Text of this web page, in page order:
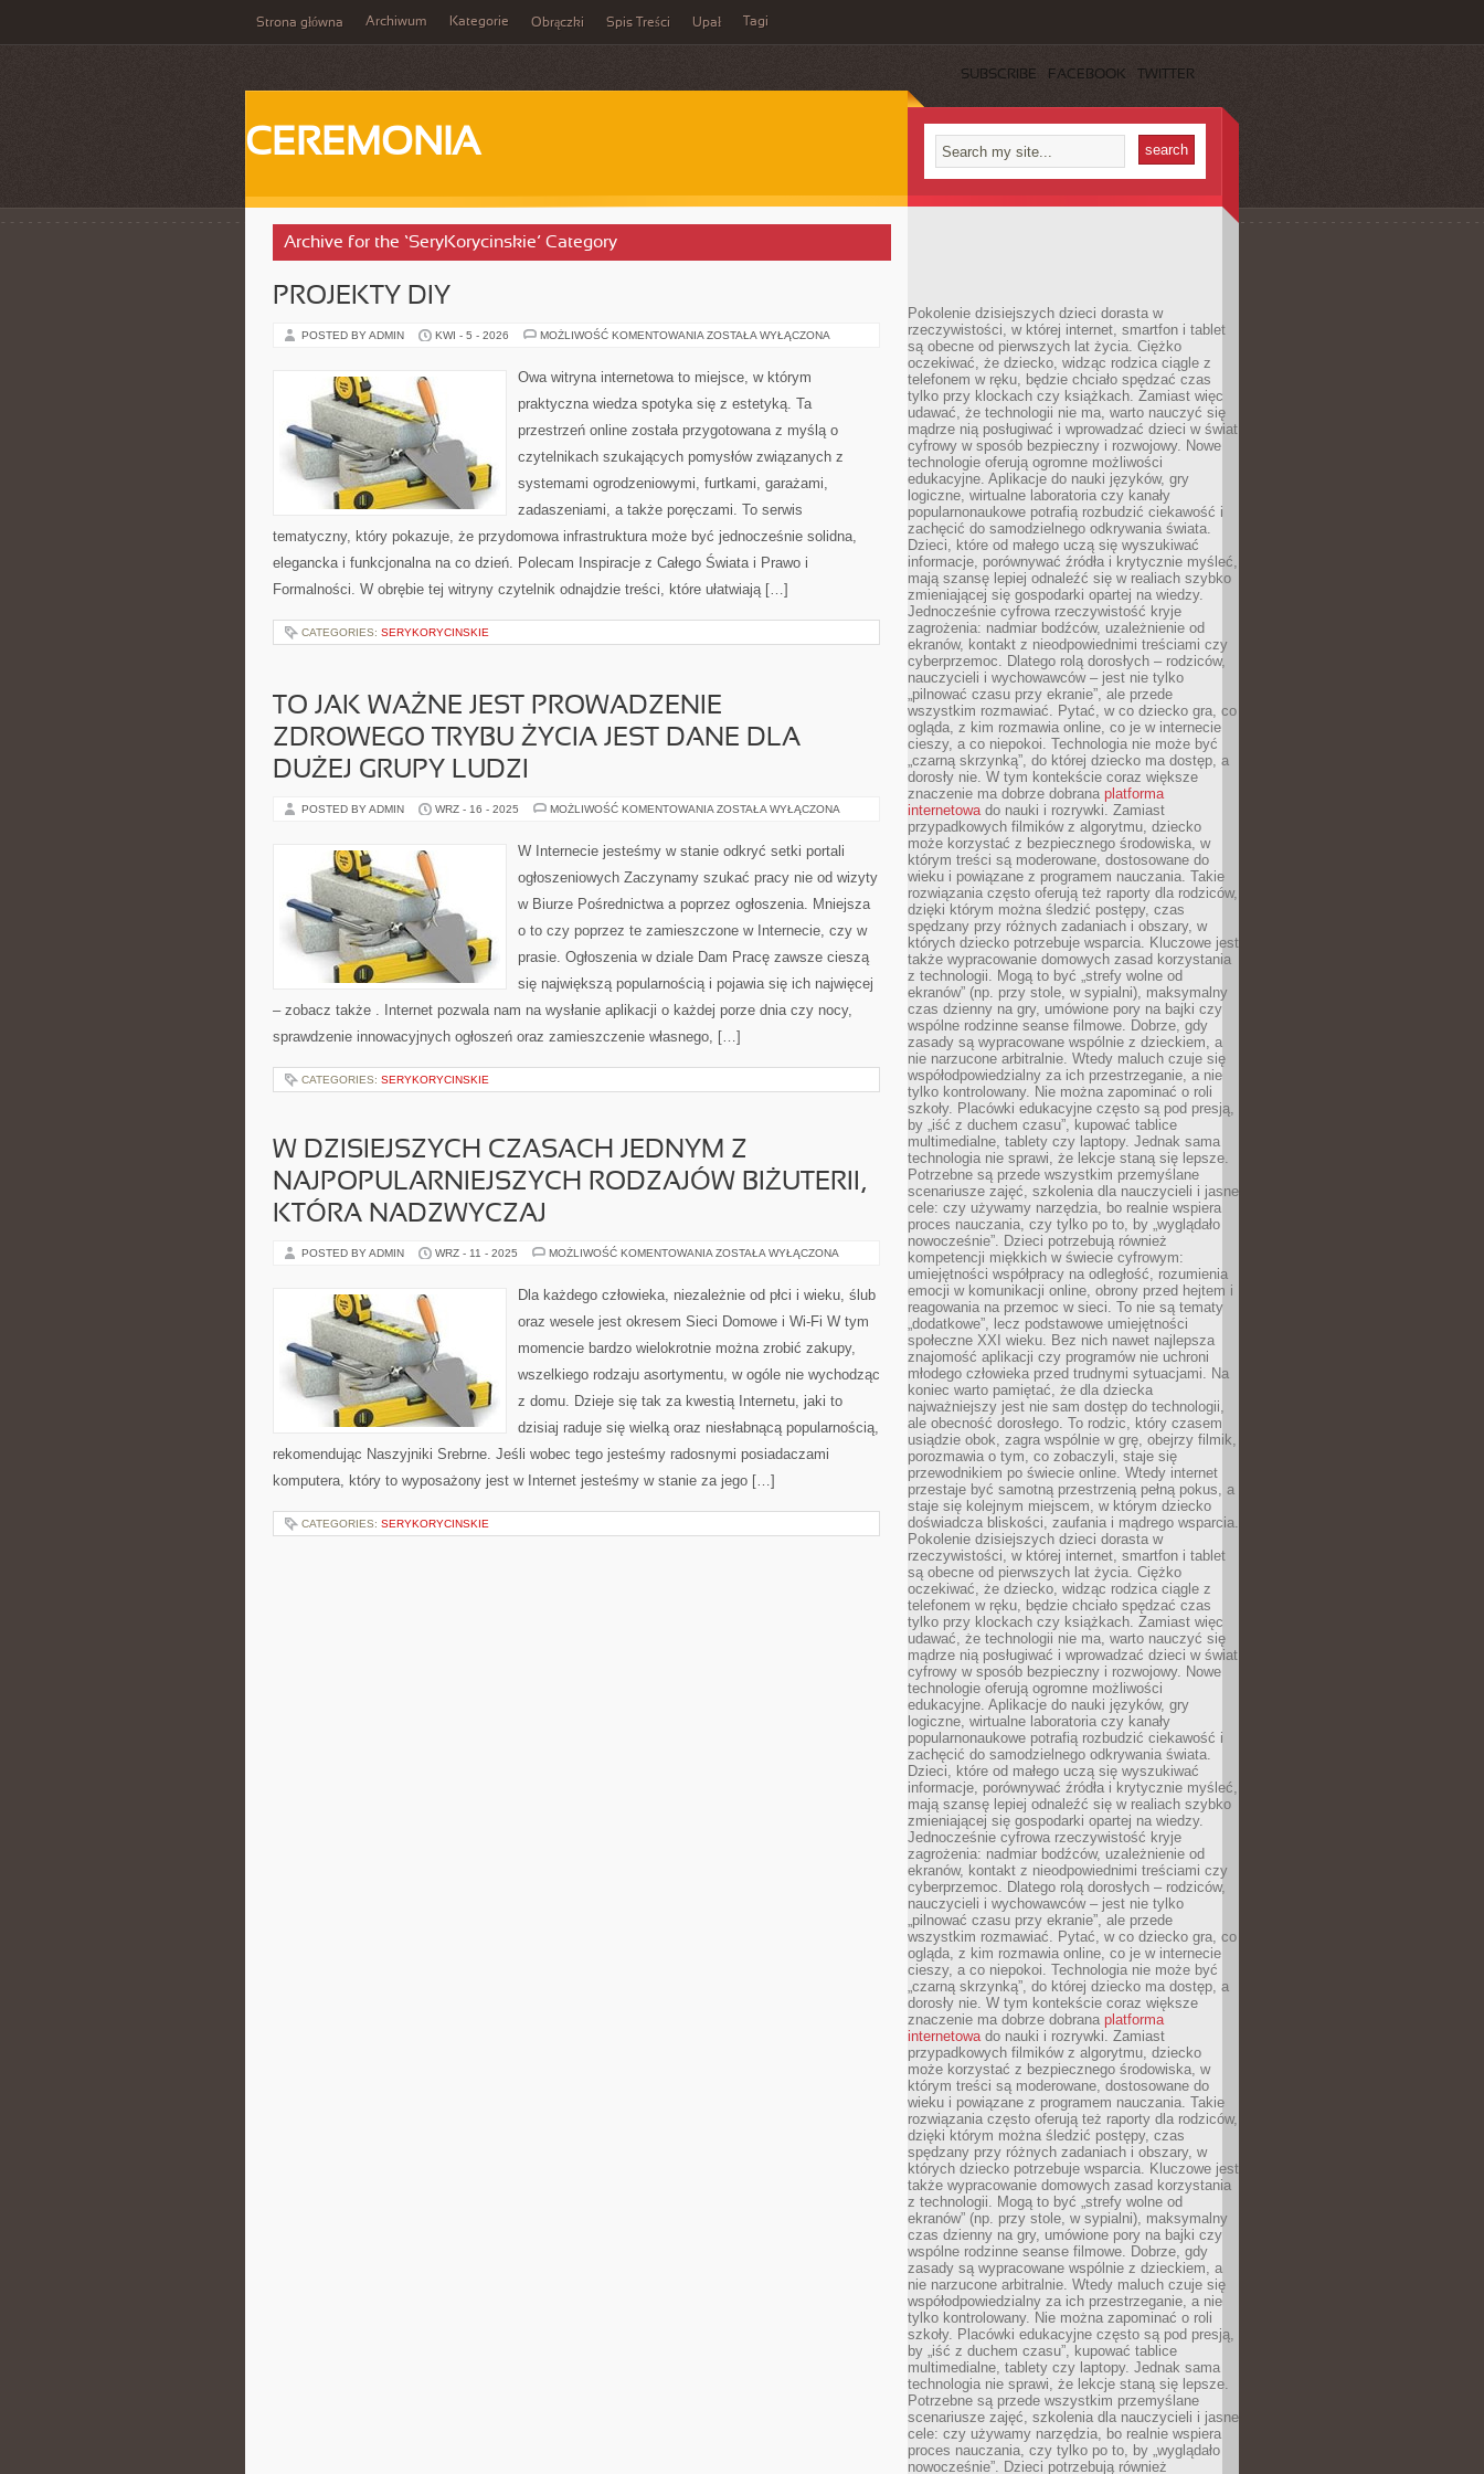
Strona główna Archiwum Kategorie Obrączki Spis Treści Upał Tagi
SUBSCRIBE FACEBOOK TWITTER
CEREMONIA
Archive for the ‘SeryKorycinskie’ Category
PROJEKTY DIY
POSTED BY ADMIN KWI - 5 - 2026 MOŻLIWOŚĆ KOMENTOWANIA PROJEKTY
ZOSTAŁA WYŁĄCZONA
Owa witryna internetowa to miejsce, w którym
praktyczna wiedza spotyka się z estetyką. Ta
przestrzeń online została przygotowana z myślą o
czytelnikach szukających pomysłów związanych z
systemami ogrodzeniowymi, furtkami, garażami,
zadaszeniami, a także poręczami. To serwis
tematyczny, który pokazuje, że przydomowa infrastruktura może być jednocześnie solidna,
elegancka i funkcjonalna na co dzień. Polecam Inspiracje z Całego Świata i Prawo i
Formalności. W obrębie tej witryny czytelnik odnajdzie treści, które ułatwiają […]
CATEGORIES: SERYKORYCINSKIE
TO JAK WAŻNE JEST PROWADZENIE
ZDROWEGO TRYBU ŻYCIA JEST DANE DLA
DUŻEJ GRUPY LUDZI
POSTED BY ADMIN WRZ - 16 - 2025 MOŻLIWOŚĆ KOMENTOWANIA TO
JEST
PROWADZENIE
TRYBU
JEST
DLA
GRUPY
LUDZI
ZOSTAŁA WYŁĄCZONA
W Internecie jesteśmy w stanie odkryć setki portali
ogłoszeniowych Zaczynamy szukać pracy nie od wizyty
w Biurze Pośrednictwa a poprzez ogłoszenia. Mniejsza
o to czy poprzez te zamieszczone w Internecie, czy w
prasie. Ogłoszenia w dziale Dam Pracę zawsze cieszą
się największą popularnością i pojawia się ich najwięcej
– zobacz także . Internet pozwala nam na wysłanie aplikacji o każdej porze dnia czy nocy,
sprawdzenie innowacyjnych ogłoszeń oraz zamieszczenie własnego, […]
CATEGORIES: SERYKORYCINSKIE
W DZISIEJSZYCH CZASACH JEDNYM Z
NAJPOPULARNIEJSZYCH RODZAJÓW BIŻUTERII,
KTÓRA NADZWYCZAJ
POSTED BY ADMIN WRZ - 11 - 2025 MOŻLIWOŚĆ KOMENTOWANIA W
JEDNYM
Z
RODZAJÓW
KTÓRA
ZOSTAŁA WYŁĄCZONA
Dla każdego człowieka, niezależnie od płci i wieku, ślub
oraz wesele jest okresem Sieci Domowe i Wi-Fi W tym
momencie bardzo wielokrotnie można zrobić zakupy,
wszelkiego rodzaju asortymentu, w ogóle nie wychodząc
z domu. Dzieje się tak za kwestią Internetu, jaki to
dzisiaj raduje się wielką oraz niesłabnącą popularnością,
rekomendując Naszyjniki Srebrne. Jeśli wobec tego jesteśmy radosnymi posiadaczami
komputera, który to wyposażony jest w Internet jesteśmy w stanie za jego […]
CATEGORIES: SERYKORYCINSKIE
Pokolenie dzisiejszych dzieci dorasta w
rzeczywistości, w której internet, smartfon i tablet
są obecne od pierwszych lat życia. Ciężko
oczekiwać, że dziecko, widząc rodzica ciągle z
telefonem w ręku, będzie chciało spędzać czas
tylko przy klockach czy książkach. Zamiast więc
udawać, że technologii nie ma, warto nauczyć się
mądrze nią posługiwać i wprowadzać dzieci w świat
cyfrowy w sposób bezpieczny i rozwojowy. Nowe
technologie oferują ogromne możliwości
edukacyjne. Aplikacje do nauki języków, gry
logiczne, wirtualne laboratoria czy kanały
popularnonaukowe potrafią rozbudzić ciekawość i
zachęcić do samodzielnego odkrywania świata.
Dzieci, które od małego uczą się wyszukiwać
informacje, porównywać źródła i krytycznie myśleć,
mają szansę lepiej odnaleźć się w realiach szybko
zmieniającej się gospodarki opartej na wiedzy.
Jednocześnie cyfrowa rzeczywistość kryje
zagrożenia: nadmiar bodźców, uzależnienie od
ekranów, kontakt z nieodpowiednimi treściami czy
cyberprzemoc. Dlatego rolą dorosłych – rodziców,
nauczycieli i wychowawców – jest nie tylko
„pilnować czasu przy ekranie”, ale przede
wszystkim rozmawiać. Pytać, w co dziecko gra, co
ogląda, z kim rozmawia online, co je w internecie
cieszy, a co niepokoi. Technologia nie może być
„czarną skrzynką”, do której dziecko ma dostęp, a
dorosły nie. W tym kontekście coraz większe
znaczenie ma dobrze dobrana platforma
internetowado nauki i rozrywki. Zamiast
przypadkowych filmików z algorytmu, dziecko
może korzystać z bezpiecznego środowiska, w
którym treści są moderowane, dostosowane do
wieku i powiązane z programem nauczania. Takie
rozwiązania często oferują też raporty dla rodziców,
dzięki którym można śledzić postępy, czas
spędzany przy różnych zadaniach i obszary, w
których dziecko potrzebuje wsparcia. Kluczowe jest
także wypracowanie domowych zasad korzystania
z technologii. Mogą to być „strefy wolne od
ekranów” (np. przy stole, w sypialni), maksymalny
czas dzienny na gry, umówione pory na bajki czy
wspólne rodzinne seanse filmowe. Dobrze, gdy
zasady są wypracowane wspólnie z dzieckiem, a
nie narzucone arbitralnie. Wtedy maluch czuje się
współodpowiedzialny za ich przestrzeganie, a nie
tylko kontrolowany. Nie można zapominać o roli
szkoły. Placówki edukacyjne często są pod presją,
by „iść z duchem czasu”, kupować tablice
multimedialne, tablety czy laptopy. Jednak sama
technologia nie sprawi, że lekcje staną się lepsze.
Potrzebne są przede wszystkim przemyślane
scenariusze zajęć, szkolenia dla nauczycieli i jasne
cele: czy używamy narzędzia, bo realnie wspiera
proces nauczania, czy tylko po to, by „wyglądało
nowocześnie”. Dzieci potrzebują również
kompetencji miękkich w świecie cyfrowym:
umiejętności współpracy na odległość, rozumienia
emocji w komunikacji online, obrony przed hejtem i
reagowania na przemoc w sieci. To nie są tematy
„dodatkowe”, lecz podstawowe umiejętności
społeczne XXI wieku. Bez nich nawet najlepsza
znajomość aplikacji czy programów nie uchroni
młodego człowieka przed trudnymi sytuacjami. Na
koniec warto pamiętać, że dla dziecka
najważniejszy jest nie sam dostęp do technologii,
ale obecność dorosłego. To rodzic, który czasem
usiądzie obok, zagra wspólnie w grę, obejrzy filmik,
porozmawia o tym, co zobaczyli, staje się
przewodnikiem po świecie online. Wtedy internet
przestaje być samotną przestrzenią pełną pokus, a
staje się kolejnym miejscem, w którym dziecko
doświadcza bliskości, zaufania i mądrego wsparcia.
Pokolenie dzisiejszych dzieci dorasta w
rzeczywistości, w której internet, smartfon i tablet
są obecne od pierwszych lat życia. Ciężko
oczekiwać, że dziecko, widząc rodzica ciągle z
telefonem w ręku, będzie chciało spędzać czas
tylko przy klockach czy książkach. Zamiast więc
udawać, że technologii nie ma, warto nauczyć się
mądrze nią posługiwać i wprowadzać dzieci w świat
cyfrowy w sposób bezpieczny i rozwojowy. Nowe
technologie oferują ogromne możliwości
edukacyjne. Aplikacje do nauki języków, gry
logiczne, wirtualne laboratoria czy kanały
popularnonaukowe potrafią rozbudzić ciekawość i
zachęcić do samodzielnego odkrywania świata.
Dzieci, które od małego uczą się wyszukiwać
informacje, porównywać źródła i krytycznie myśleć,
mają szansę lepiej odnaleźć się w realiach szybko
zmieniającej się gospodarki opartej na wiedzy.
Jednocześnie cyfrowa rzeczywistość kryje
zagrożenia: nadmiar bodźców, uzależnienie od
ekranów, kontakt z nieodpowiednimi treściami czy
cyberprzemoc. Dlatego rolą dorosłych – rodziców,
nauczycieli i wychowawców – jest nie tylko
„pilnować czasu przy ekranie”, ale przede
wszystkim rozmawiać. Pytać, w co dziecko gra, co
ogląda, z kim rozmawia online, co je w internecie
cieszy, a co niepokoi. Technologia nie może być
„czarną skrzynką”, do której dziecko ma dostęp, a
dorosły nie. W tym kontekście coraz większe
znaczenie ma dobrze dobrana platforma
internetowado nauki i rozrywki. Zamiast
przypadkowych filmików z algorytmu, dziecko
może korzystać z bezpiecznego środowiska, w
którym treści są moderowane, dostosowane do
wieku i powiązane z programem nauczania. Takie
rozwiązania często oferują też raporty dla rodziców,
dzięki którym można śledzić postępy, czas
spędzany przy różnych zadaniach i obszary, w
których dziecko potrzebuje wsparcia. Kluczowe jest
także wypracowanie domowych zasad korzystania
z technologii. Mogą to być „strefy wolne od
ekranów” (np. przy stole, w sypialni), maksymalny
czas dzienny na gry, umówione pory na bajki czy
wspólne rodzinne seanse filmowe. Dobrze, gdy
zasady są wypracowane wspólnie z dzieckiem, a
nie narzucone arbitralnie. Wtedy maluch czuje się
współodpowiedzialny za ich przestrzeganie, a nie
tylko kontrolowany. Nie można zapominać o roli
szkoły. Placówki edukacyjne często są pod presją,
by „iść z duchem czasu”, kupować tablice
multimedialne, tablety czy laptopy. Jednak sama
technologia nie sprawi, że lekcje staną się lepsze.
Potrzebne są przede wszystkim przemyślane
scenariusze zajęć, szkolenia dla nauczycieli i jasne
cele: czy używamy narzędzia, bo realnie wspiera
proces nauczania, czy tylko po to, by „wyglądało
nowocześnie”. Dzieci potrzebują również